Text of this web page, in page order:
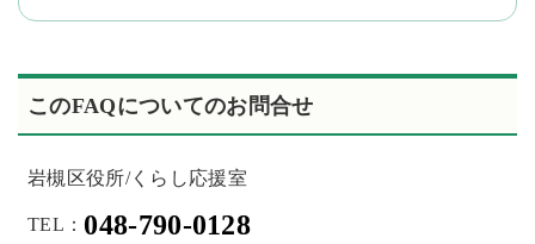
このFAQについてのお問合せ
岩槻区役所/くらし応援室
TEL： 048-790-0128